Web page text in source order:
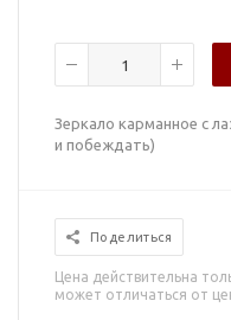
Зеркало карманное с
и побеждать)
Поделиться
Цена действительна
может отличаться от